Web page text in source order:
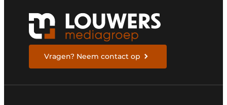
Vragen? Neem contact op